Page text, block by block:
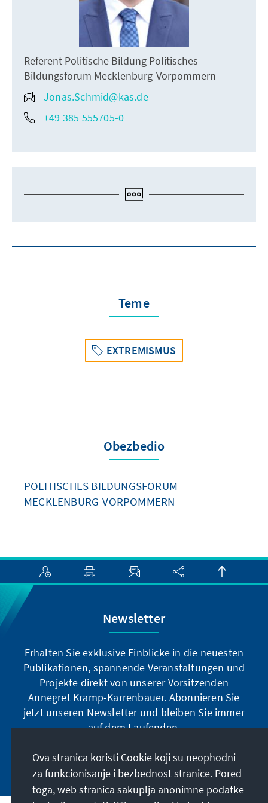
Referent Politische Bildung Politisches
Bildungsforum Mecklenburg-Vorpommern
Jonas.Schmid@kas.de
+49 385 555705-0
Teme
EXTREMISMUS
Obezbedio
POLITISCHES BILDUNGSFORUM
MECKLENBURG-VORPOMMERN
Newsletter
Erhalten Sie exklusive Einblicke in die neuesten
Publikationen, spannende Veranstaltungen und
Projekte direkt von unserer Vorsitzenden
Annegret Kramp-Karrenbauer. Abonnieren Sie
jetzt unseren Newsletter und bleiben Sie immer
auf dem Laufenden.
Jetzt abonnieren
Ova stranica koristi Cookie koji su neophodni
za funkcionisanje i bezbednost stranice. Pored
toga, web stranica sakuplja anonimne podatke